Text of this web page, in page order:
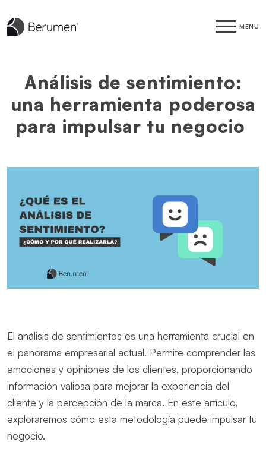
MENU
Análisis de sentimiento:
una herramienta poderosa
para impulsar tu negocio
El análisis de sentimientos es una herramienta crucial en
el panorama empresarial actual. Permite comprender las
emociones y opiniones de los clientes, proporcionando
información valiosa para mejorar la experiencia del
cliente y la percepción de la marca. En este artículo,
exploraremos cómo esta metodología puede impulsar tu
negocio.